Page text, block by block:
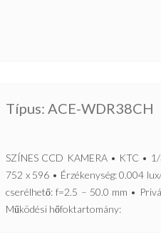
Típus: ACE-WDR38CH
SZÍNES CCD KAMERA • KTC •
752 x 596 • Érzékenység: 0.004
cserélhető: f=2.5 – 50.0 mm •
Működési hőfoktartomány: